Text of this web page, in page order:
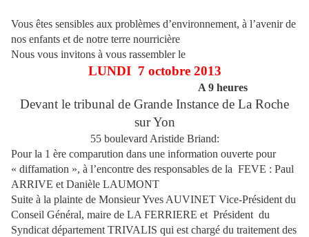
Vous êtes sensibles aux problèmes d’environnement, à l’avenir de
nos enfants et de notre terre nourricière
Nous vous invitons à vous rassembler le
LUNDI 7 octobre 2013
A 9 heures
Devant le tribunal de Grande Instance de La Roche
sur Yon
55 boulevard Aristide Briand:
Pour la 1 ère comparution dans une information ouverte pour
« diffamation », à l’encontre des responsables de la FEVE : Paul
ARRIVE et Danièle LAUMONT
Suite à la plainte de Monsieur Yves AUVINET Vice-Président du
Conseil Général, maire de LA FERRIERE et Président du
Syndicat département TRIVALIS qui est chargé du traitement des